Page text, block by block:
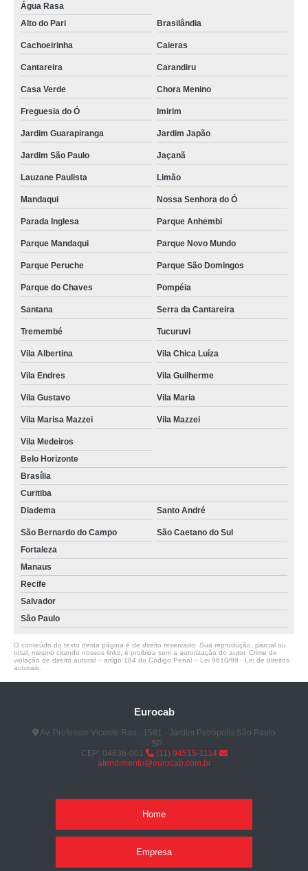
Água Rasa
Alto do Pari
Brasilândia
Cachoeirinha Caieras
Cantareira Carandiru
Casa Verde Chora Menino
Freguesia do Ó Imirim
Jardim Guarapiranga Jardim Japão
Jardim São Paulo Jaçanã
Lauzane Paulista Limão
Mandaqui Nossa Senhora do Ó
Parada Inglesa Parque Anhembi
Parque Mandaqui Parque Novo Mundo
Parque Peruche Parque São Domingos
Parque do Chaves Pompéia
Santana Serra da Cantareira
Tremembé Tucuruvi
Vila Albertina Vila Chica Luíza
Vila Endres Vila Guilherme
Vila Gustavo Vila Maria
Vila Marisa Mazzei Vila Mazzei
Vila Medeiros
Belo Horizonte
Brasília
Curitiba
Diadema
Santo André
São Bernardo do Campo
São Caetano do Sul
Fortaleza
Manaus
Recife
Salvador
São Paulo
O conteúdo do texto desta página é de direito reservado. Sua reprodução, parcial ou
total, mesmo citando nossos links, é proibida sem a autorização do autor. Crime de
violação de direito autoral – artigo 184 do Código Penal – Lei 9610/98 - Lei de direitos
autorais
Eurocab
Av. Professor Vicente Rao , 1581 - Jardim Petrópolis São Paulo
- SP
CEP: 04636-001
(11) 94515-1114
atendimento@eurocab.com.br
Home
Empresa